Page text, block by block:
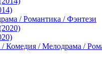
/ Романтика / Фэнтези
Комедия / Мелодрама /